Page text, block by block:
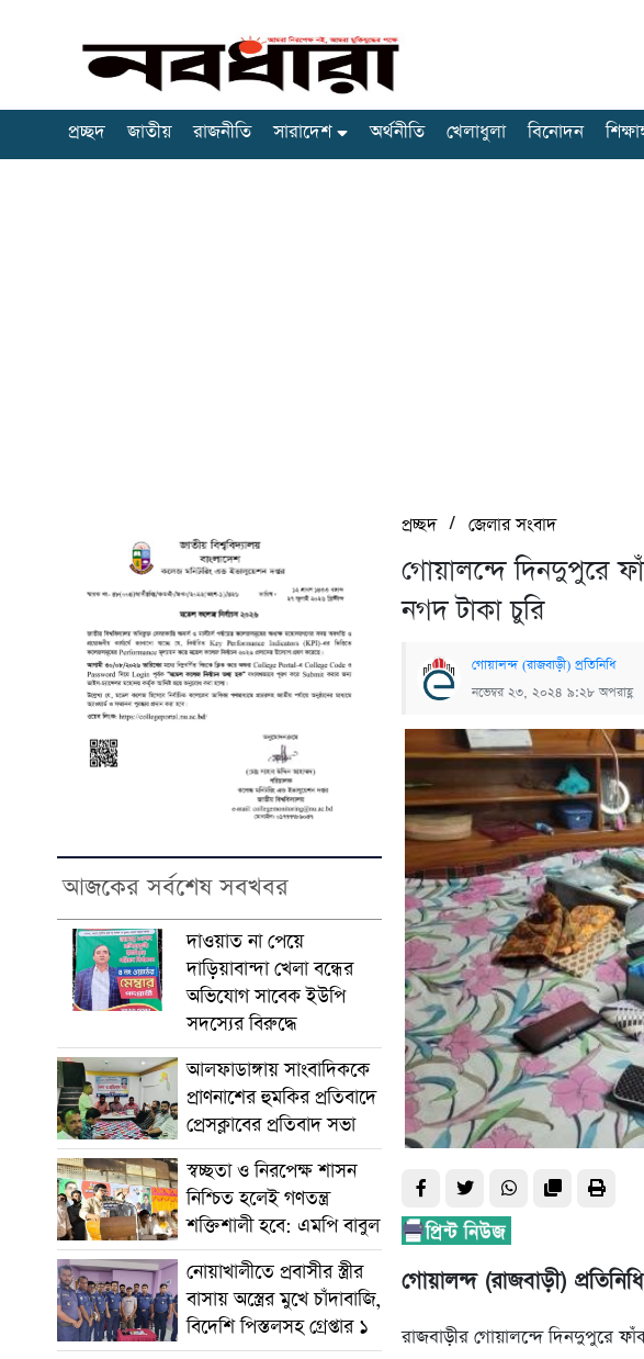
প্রচ্ছদ জাতীয় রাজনীতি সারাদেশ অর্থনীতি খেলাধুলা বিনোদন
আজকের সর্বশেষ সবখবর
দাওয়াত না পেয়ে
দাড়িয়াবান্দা খেলা বন্ধের
অভিযোগ সাবেক ইউপি
সদস্যের বিরুদ্ধে
আলফাডাঙ্গায় সাংবাদিককে
প্রাণনাশের হুমকির প্রতিবাদে
প্রেসক্লাবের প্রতিবাদ সভা
স্বচ্ছতা ও নিরপেক্ষ শাসন
নিশ্চিত হলেই গণতন্ত্র
শক্তিশালী হবে: এমপি বাবুল
নোয়াখালীতে প্রবাসীর স্ত্রীর
বাসায় অস্ত্রের মুখে চাঁদাবাজি,
বিদেশি পিস্তলসহ গ্রেপ্তার ১
প্রচ্ছদ/জেলার সংবাদ
গোয়ালন্দে দিনদুপুরে
নগদ টাকা চুরি
গোয়ালন্দ (রাজবাড়ী) প্রতিনিধি
নভেম্বর ২৩, ২০২৪ ৯:২৮ অপরাহ্ণ
গোয়ালন্দ (রাজবাড়ী) প্রতিনিধি
রাজবাড়ীর গোয়ালন্দে দিনদুপুরে